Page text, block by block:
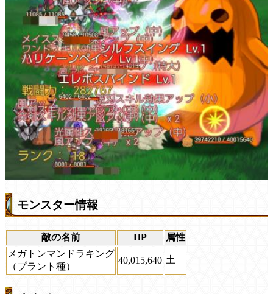
モンスター情報
敵の名前 HP
属性
メガトンマンドラキング
（プラント種）
40,015,640 土